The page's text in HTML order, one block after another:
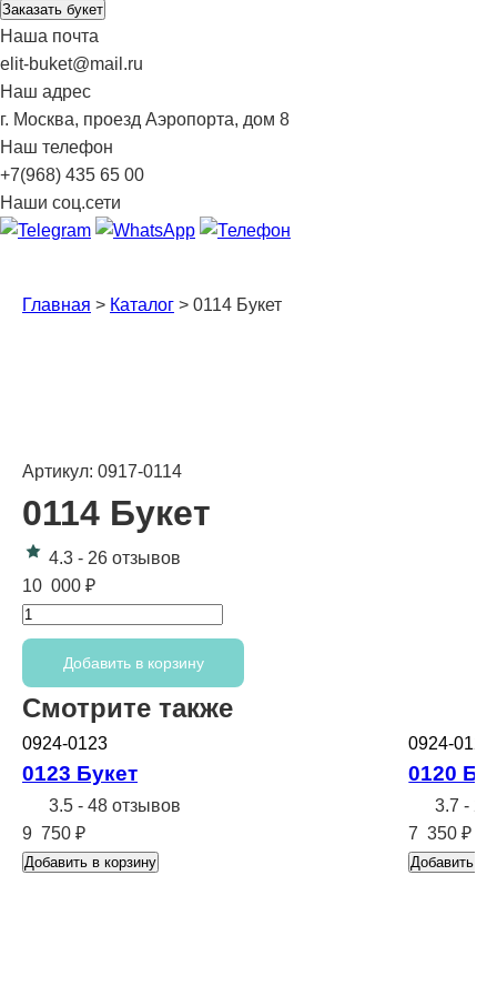
Заказать букет
Наша почта
elit-buket@mail.ru
Наш адрес
г. Москва, проезд Аэропорта, дом 8
Наш телефон
+7(968) 435 65 00
Наши соц.сети
Главная > Каталог > 0114 Букет
Артикул: 0917-0114
0114 Букет
4.3 - 26 отзывов
10 000 ₽
Количество
товара
Букет
Добавить в корзину
Смотрите также
0924-0123
0123 Букет
3.5 - 48 отзывов
9 750 ₽
Добавить в корзину
0924-0120
0120
3.7 -
7 350₽
Добавить в